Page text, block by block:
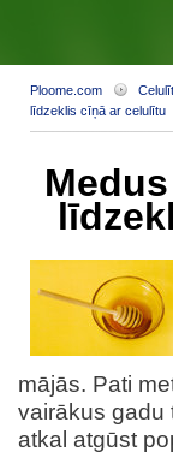
Ploome.com
līdzeklis cīņā ar celulītu
mājās. Pati
vairākus gadu
atkal atgūst